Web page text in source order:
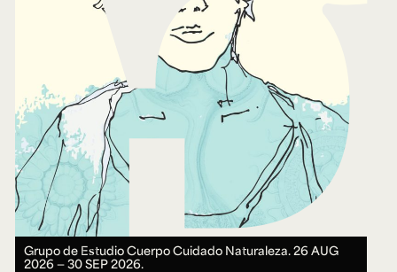
Grupo de Estudio Cuerpo Cuidado Naturaleza.26 AUG
2026 ― 30 SEP 2026.